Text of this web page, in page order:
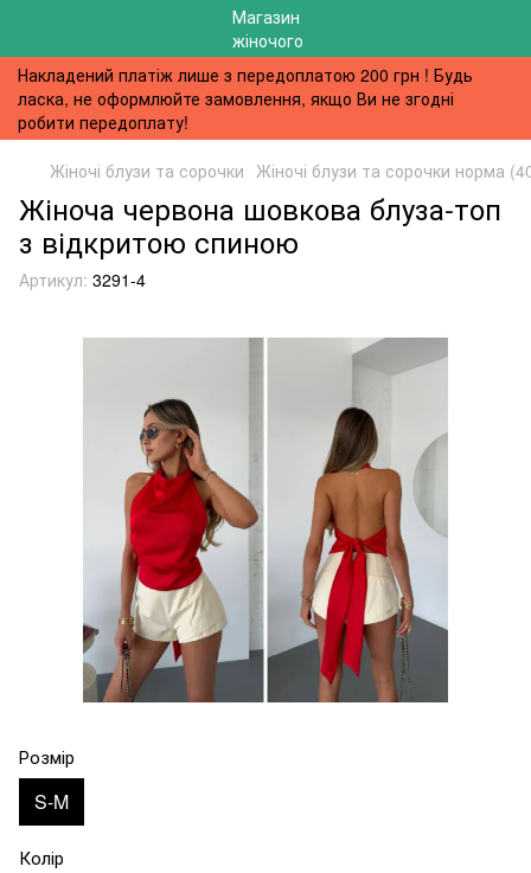
Накладений платіж лише з передоплатою 200 грн ! Будь
ласка, не оформлюйте замовлення, якщо Ви не згодні
робити передоплату!
Жіночі блузи та сорочки Жіночі блузи та сорочки норма
Жіноча червона шовкова блуза-топ
з відкритою спиною
Артикул: 3291-4
Розмір
S-M
Колір